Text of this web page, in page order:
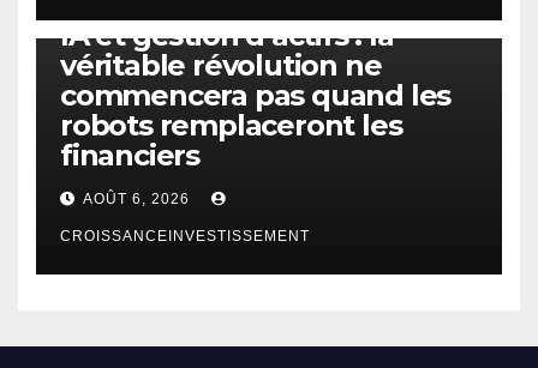
IA et gestion d’actifs : la
véritable révolution ne
commencera pas quand les
robots remplaceront les
financiers
AOÛT 6, 2026
CROISSANCEINVESTISSEMENT